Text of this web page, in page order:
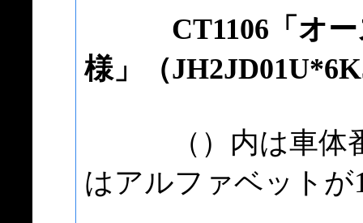
CT1106「オー
様」（
（）内は車体番
はアルファベット